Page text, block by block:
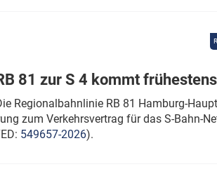
81 zur S 4 kommt
Regionalbahnlinie RB 81 Hamburg-
zum Verkehrsvertrag für das S-Bahn-
549657-2026).